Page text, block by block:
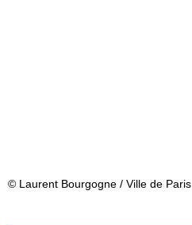
© Laurent Bourgogne / Ville de Paris